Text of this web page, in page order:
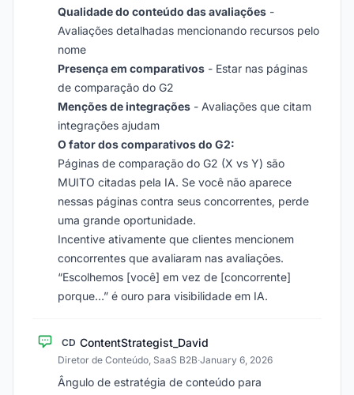
Qualidade do conteúdo das avaliações -
Avaliações detalhadas mencionando recursos pelo
nome
Presença em comparativos - Estar nas páginas
de comparação do G2
Menções de integrações - Avaliações que citam
integrações ajudam
O fator dos comparativos do G2:
Páginas de comparação do G2 (X vs Y) são
MUITO citadas pela IA. Se você não aparece
nessas páginas contra seus concorrentes, perde
uma grande oportunidade.
Incentive ativamente que clientes mencionem
concorrentes que avaliaram nas avaliações.
“Escolhemos [você] em vez de [concorrente]
porque…” é ouro para visibilidade em IA.
CD ContentStrategist_David
Diretor de Conteúdo, SaaS B2B·January 6, 2026
Ângulo de estratégia de conteúdo para